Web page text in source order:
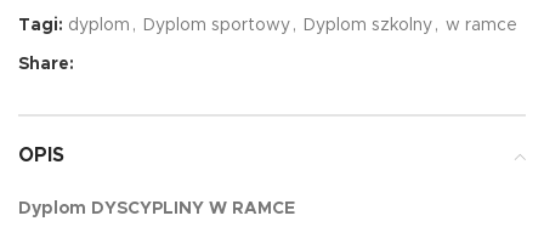
Tagi: dyplom , Dyplom sportowy , Dyplom szkolny , w ramce
Share:
OPIS
Dyplom DYSCYPLINY W RAMCE